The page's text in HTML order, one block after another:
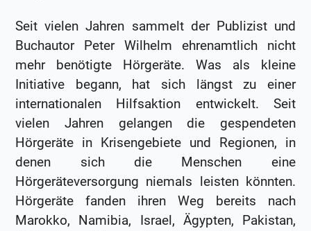
Seit vielen Jahren sammelt der Publizist und
Buchautor Peter Wilhelm ehrenamtlich nicht
mehr benötigte Hörgeräte. Was als kleine
Initiative begann, hat sich längst zu einer
internationalen Hilfsaktion entwickelt. Seit
vielen Jahren gelangen die gespendeten
Hörgeräte in Krisengebiete und Regionen, in
denen sich die Menschen eine
Hörgeräteversorgung niemals leisten könnten.
Hörgeräte fanden ihren Weg bereits nach
Marokko, Namibia, Israel, Ägypten, Pakistan,